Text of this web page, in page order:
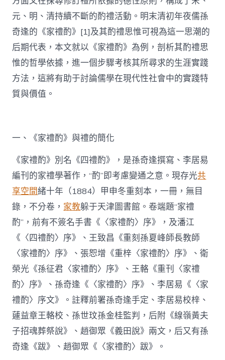
元、明、清持續不斷的酌禮活動。明末清初年夜儒孫
奇逢的《家禮酌》[1]及其酌禮思惟可視為這一思潮的
后期代表，本文就以《家禮酌》為例，剖析其酌禮思
惟的哲學依據，進一個步驟考核其所尋求的生涯實踐
方法，這將有助于討論儒學在現代性社會中的實踐特
質與價值。
一、《家禮酌》與禮的簡化
《家禮酌》別名《四禮酌》，是孫奇逢撰寫、李居易
編刊的家禮學著作，“酌”即考慮變通之意。現存光共
享空間緒十年（1884）甲申冬重刻本，一冊，無目
錄，不分卷， 家教躲于天津圖書館。卷端題“家禮
酌”，前有不簽名手書《〈家禮酌〉序》，及潘江
《〈四禮酌〉序》、王致昌《重刻孫夏峰師長教師
〈家禮酌〉序》、張恕增《重梓〈家禮酌〉序》、衛
榮光《孫征君〈家禮酌〉序》、王輅《重刊〈家禮
酌〉序》、孫奇逢《〈家禮酌〉序》、李居易《〈家
禮酌〉序文》。註釋前署孫奇逢手定、李居易校梓、
蘧益章王輅校、孫世玟孫金桂監判，后附《線嶺黃夫
子招魂葬祭說》、趙御眾《義田說》兩文，后又有孫
奇逢《跋》、趙御眾《〈家禮酌〉跋》。